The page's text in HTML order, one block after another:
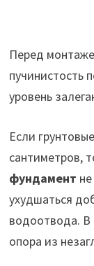
Перед
пучинистость
уровень
Если
сантиметров,
фундамент
ухудшаться
водоотвода. В
опора из